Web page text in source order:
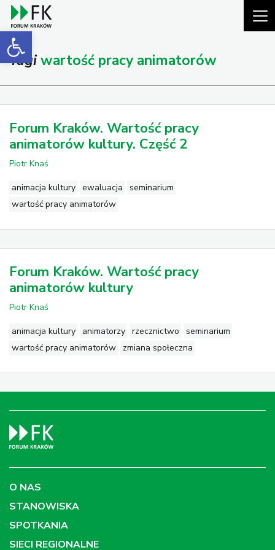
Open toolbar
Tagiwartość pracy animatorów
Forum Kraków. Wartość pracy
animatorów kultury. Część 2
Piotr Knaś
animacja kultury ewaluacja
seminarium
wartość pracy animatorów
Forum Kraków. Wartość pracy
animatorów kultury
Piotr Knaś
animacja kultury animatorzy rzecznictwo
seminarium
wartość pracy animatorów
zmiana społeczna
O NAS
STANOWISKA
SPOTKANIA
SIECI REGIONALNE